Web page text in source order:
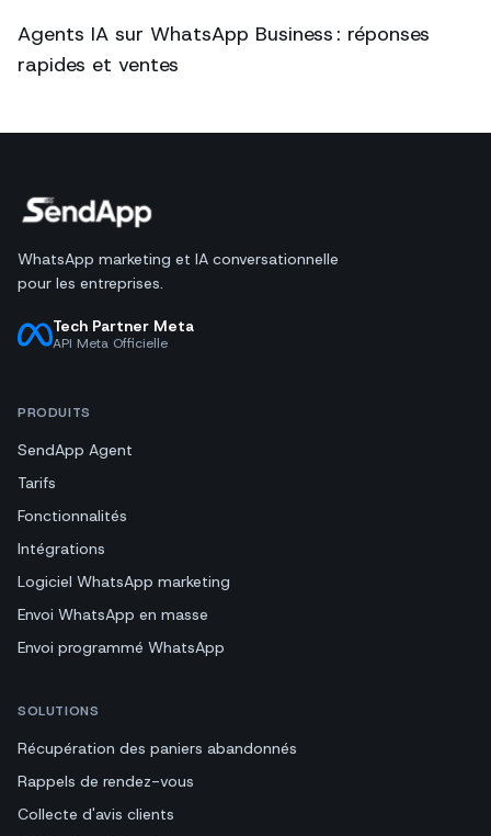
Agents IA sur WhatsApp Business : réponses
rapides et ventes
WhatsApp marketing et IA conversationnelle
pour les entreprises.
Tech Partner Meta
API Meta Officielle
PRODUITS
SendApp Agent
Tarifs
Fonctionnalités
Intégrations
Logiciel WhatsApp marketing
Envoi WhatsApp en masse
Envoi programmé WhatsApp
SOLUTIONS
Récupération des paniers abandonnés
Rappels de rendez-vous
Collecte d'avis clients